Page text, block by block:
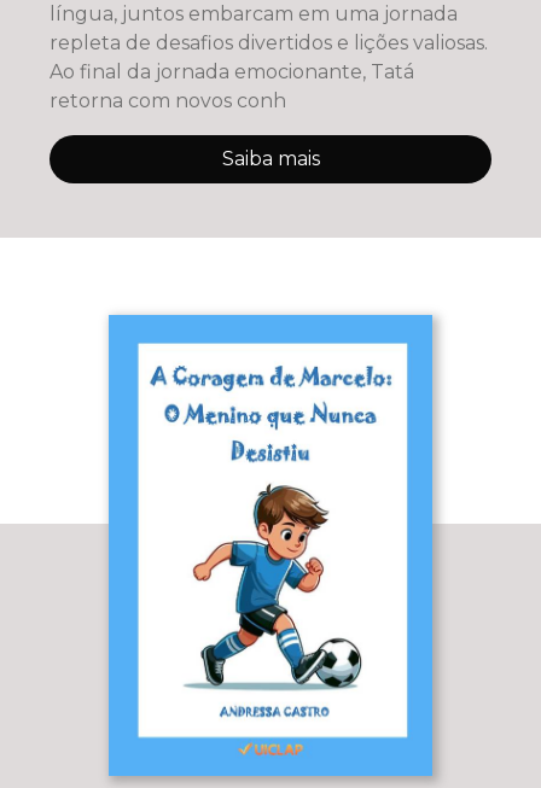
língua, juntos embarcam em uma jornada
repleta de desafios divertidos e lições valiosas.
Ao final da jornada emocionante, Tatá
retorna com novos conh
Saiba mais